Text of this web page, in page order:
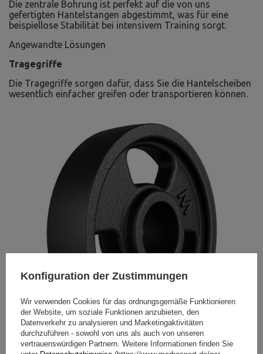
Die zentrale Bohrung ist perfekt auf die von uns
gefertigten Hantelstangen abgestimmt, was für eine
beispiellose Stabilität bei intensivem Training sorgt.
Angewandte Lösungen
Tragegriffe
Die Tragegriffe sorgen dafür, dass Sie die Hantelscheiben
wesentlich einfacher greifen oder transportieren können.
Konfiguration der Zustimmungen
Wir verwenden Cookies für das ordnungsgemäße Funktionieren
der Website, um soziale Funktionen anzubieten, den
Datenverkehr zu analysieren und Marketingaktivitäten
durchzuführen - sowohl von uns als auch von unseren
vertrauenswürdigen Partnern. Weitere Informationen finden Sie